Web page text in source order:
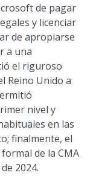
de pagar
y licenciar
de apropiarse
a una
el riguroso
Reino Unido a
nivel y
en las
finalmente, el
de la CMA
2024.